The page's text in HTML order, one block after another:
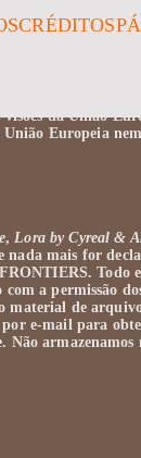
CRÉDITOS
visões da União
União Europeia
, Lora by Cyreal &
nada mais for
Todo
a permissão
material de
e-mail para
Não armazenamos